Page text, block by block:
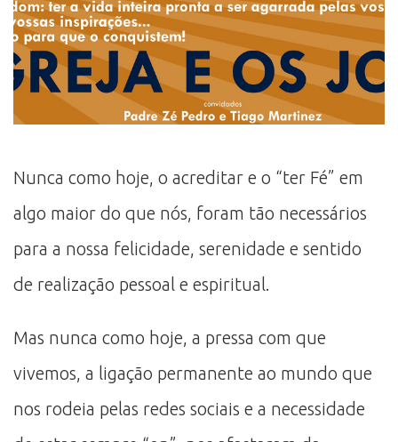
Nunca como hoje, o acreditar e o “ter Fé” em
algo maior do que nós, foram tão necessários
para a nossa felicidade, serenidade e sentido
de realização pessoal e espiritual.
Mas nunca como hoje, a pressa com que
vivemos, a ligação permanente ao mundo que
nos rodeia pelas redes sociais e a necessidade